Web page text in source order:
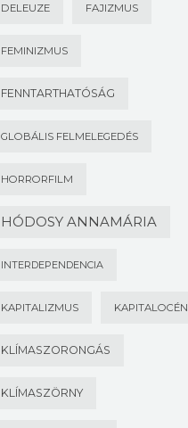
DELEUZE FAJIZMUS
FEMINIZMUS
FENNTARTHATÓSÁG
GLOBÁLIS FELMELEGEDÉS
HORRORFILM
HÓDOSY ANNAMÁRIA
INTERDEPENDENCIA
KAPITALIZMUS KAPITALOCÉN
KLÍMASZORONGÁS
KLÍMASZÖRNY